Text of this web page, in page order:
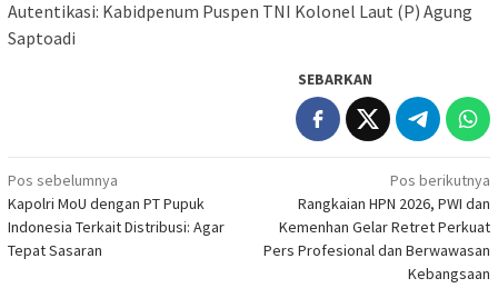
Autentikasi: Kabidpenum Puspen TNI Kolonel Laut (P) Agung
Saptoadi
SEBARKAN
Navigasi
pos
Pos sebelumnya
Kapolri MoU dengan PT Pupuk
Indonesia Terkait Distribusi: Agar
Tepat Sasaran
Pos berikutnya
Rangkaian HPN 2026, PWI dan
Kemenhan Gelar Retret Perkuat
Pers Profesional dan Berwawasan
Kebangsaan